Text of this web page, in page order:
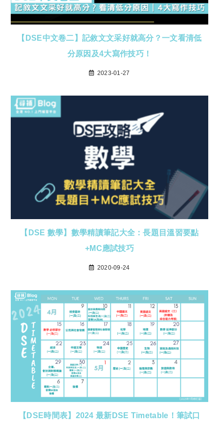
【DSE中文卷二】記敘文文采好就高分？一文看清低
分原因及4大寫作技巧！
2023-01-27
【DSE 數學】數學精讀筆記大全：長題目溫習要點
+MC應試技巧
2020-09-24
【DSE時間表】2024 最新DSE Timetable！筆試口